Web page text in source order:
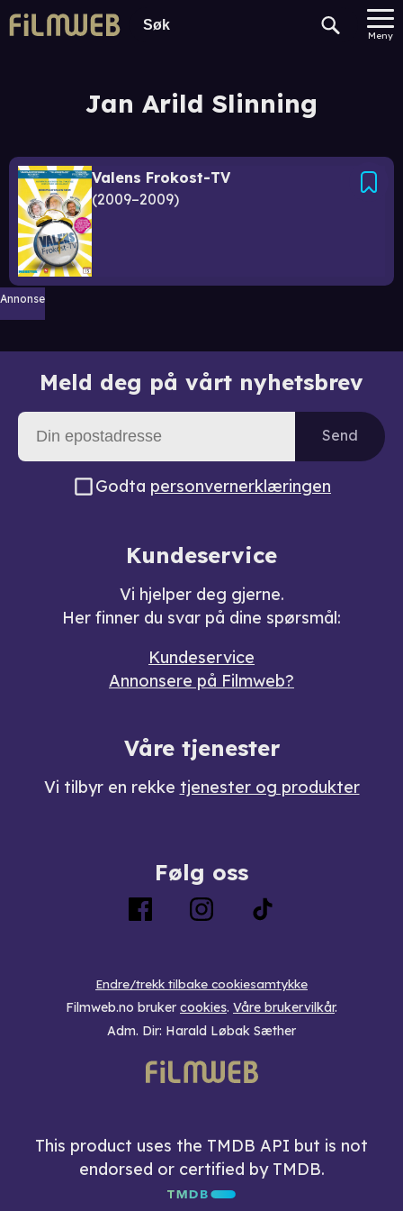
Meny
Jan Arild Slinning
Valens Frokost-TV
2009–2009
Annonse
Meld deg på vårt nyhetsbrev
Send
Godta personvernerklæringen
Kundeservice
Vi hjelper deg gjerne.
Her finner du svar på dine spørsmål:
Kundeservice
Annonsere på Filmweb?
Våre tjenester
Vi tilbyr en rekke tjenester og produkter
Følg oss
Endre/trekk tilbake cookiesamtykke
Filmweb.no bruker cookies. Våre brukervilkår.
Adm. Dir: Harald Løbak Sæther
This product uses the TMDB API but is not
endorsed or certified by TMDB.